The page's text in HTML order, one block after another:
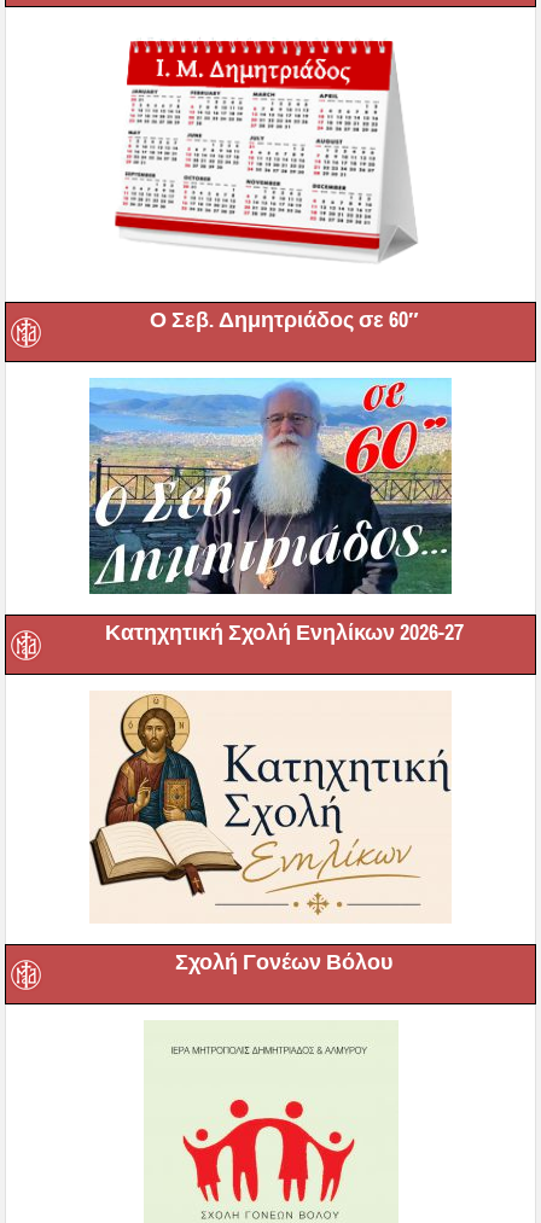
Ο Σεβ. Δημητριάδος σε 60″
Κατηχητική Σχολή Ενηλίκων 2026-27
Σχολή Γονέων Βόλου